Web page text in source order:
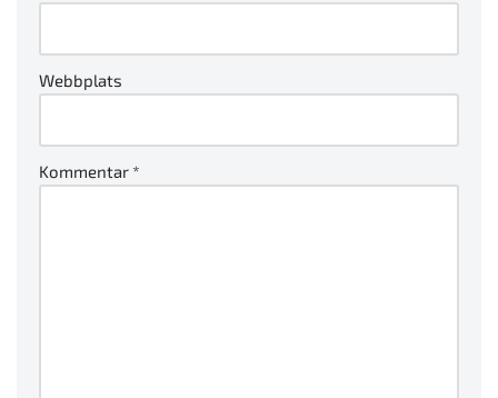
Webbplats
Kommentar *